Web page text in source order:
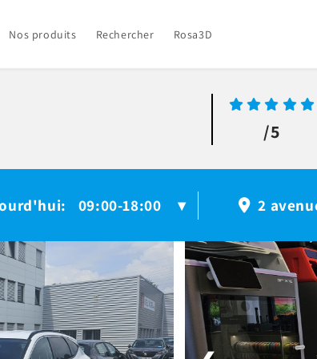
Nos produits Rechercher Rosa3D
/5
: 09:00-18:00 ▾ 2